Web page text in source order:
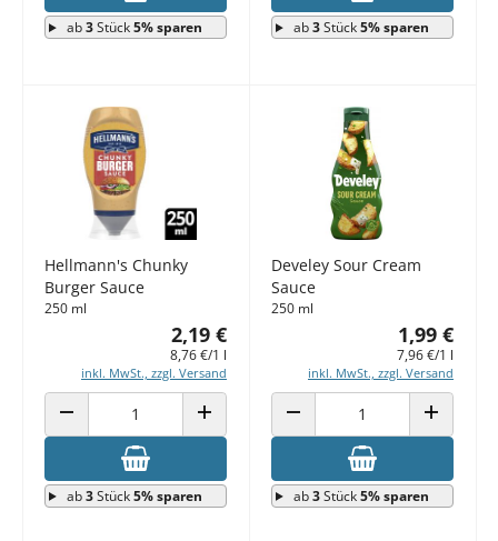
ab3Stück5% sparen ab3Stück5% sparen
Hellmann's Chunky
Burger Sauce
250 ml
2,19 €
8,76 €/1 l
inkl. MwSt., zzgl. Versand
ANZAHL VERRINGERN ANZAHL ERHÖHEN
ab3Stück5% sparen
Develey Sour Cream
Sauce
250 ml
1,99 €
7,96 €/1 l
inkl. MwSt., zzgl. Versand
ANZAHL VERRINGERN ANZAHL
ab3Stück5% sparen